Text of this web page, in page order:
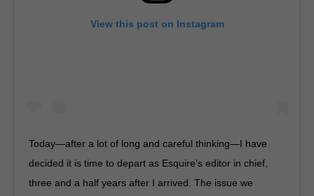
View this post on Instagram
Today—after a lot of long and careful thinking—I have
decided it is time to depart as Esquire’s editor in chief,
three and a half years after I arrived. The issue we